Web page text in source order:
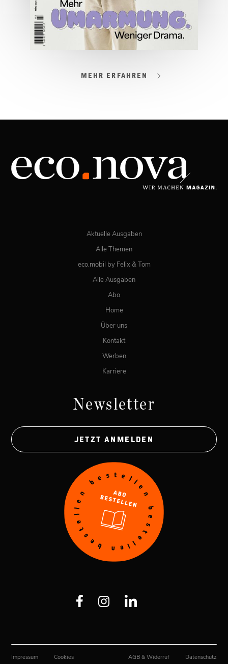
03/2026
JETZT BESTELLEN
MEHR ERFAHREN
Aktuelle Ausgaben
Alle Themen
eco.mobil by Felix & Tom
Alle Ausgaben
Abo
Home
Über uns
Kontakt
Werben
Karriere
Impressum Cookies AGB & Widerruf Datenschutz
Newsletter
JETZT ANMELDEN